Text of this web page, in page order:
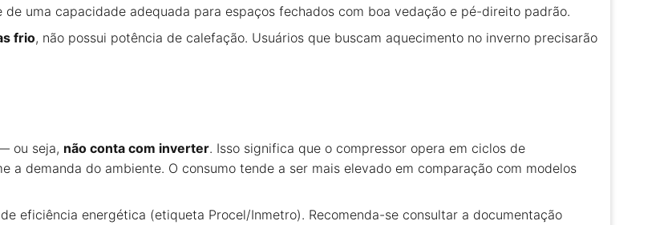
uma capacidade adequada para espaços fechados com boa vedação e pé-direito padrão.
frio, não possui potência de calefação. Usuários que buscam aquecimento no inverno precisarão
ou seja, não conta com inverter. Isso significa que o compressor opera em ciclos de
a demanda do ambiente. O consumo tende a ser mais elevado em comparação com modelos
eficiência energética (etiqueta Procel/Inmetro). Recomenda-se consultar a documentação